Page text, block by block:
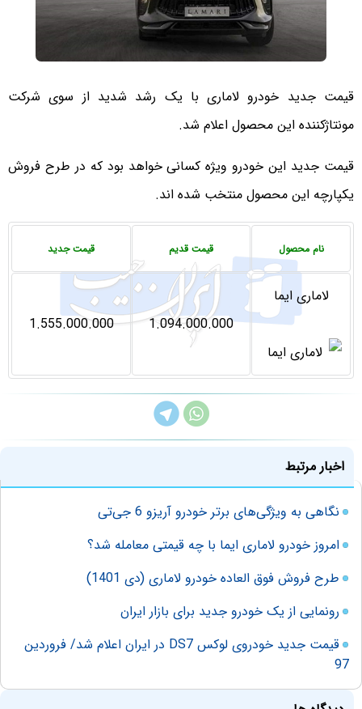
قیمت جدید خودرو لاماری با یک رشد شدید از سوی شرکت
مونتاژکننده این محصول اعلام شد.
قیمت جدید این خودرو ویژه کسانی خواهد بود که در طرح فروش
یکپارچه این محصول منتخب شده اند.
نام محصول قیمت قدیم قیمت جدید
لاماری ایما
1.094.000.000
1.555.000.000
اخبار مرتبط
نگاهی به ویژگی‌های برتر خودرو آریزو 6 جی‌تی
امروز خودرو لاماری ایما با چه قیمتی معامله شد؟
طرح فروش فوق العاده خودرو لاماری (دی 1401)
رونمایی از یک خودرو جدید برای بازار ایران
قیمت جدید خودروی لوکس DS7 در ایران اعلام شد/ فروردین
97